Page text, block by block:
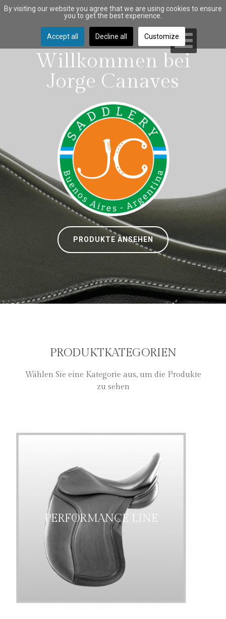
Willkommen bei
Jorge Canaves
PRODUKTE ANSEHEN
PRODUKTKATEGORIEN
Wählen Sie eine Kategorie aus, um die Produkte
zu sehen
PERFORMANCE LINE
By visiting our website you agree that we are using cookies to ensure
you to get the best experience.
Accept all Decline all Customize